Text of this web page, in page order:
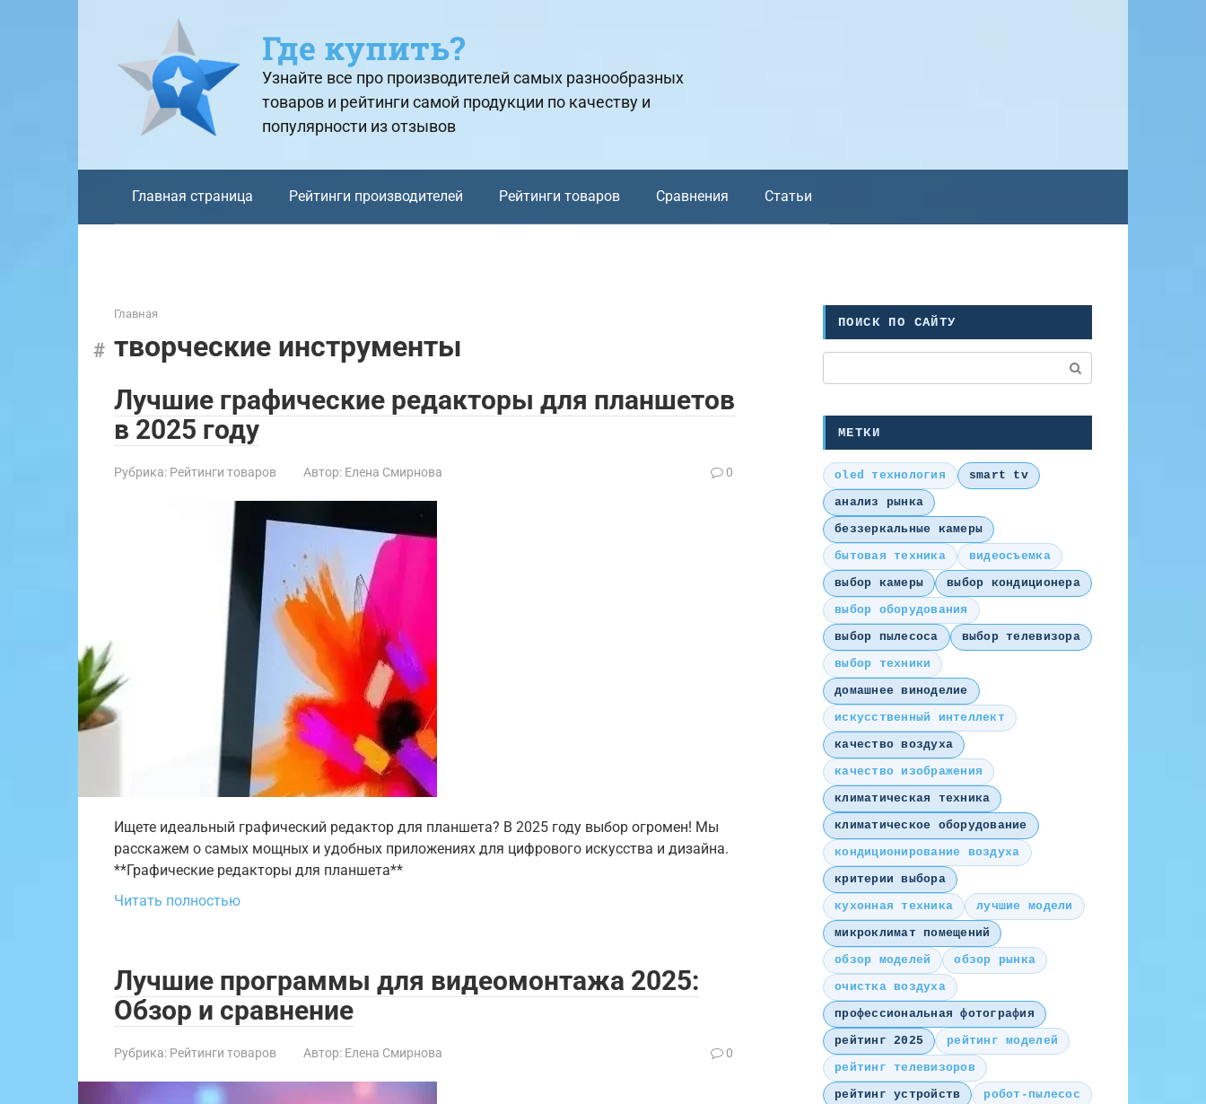
Где купить?
Узнайте все про производителей самых разнообразных
товаров и рейтинги самой продукции по качеству и
популярности из отзывов
Главная страница Рейтинги производителей Рейтинги товаров Сравнения Статьи
Главная
творческие инструменты
Лучшие графические редакторы для планшетов
в 2025 году
Рубрика: Рейтинги товаров Автор: Елена Смирнова 0
Ищете идеальный графический редактор для планшета? В 2025 году выбор огромен! Мы
расскажем о самых мощных и удобных приложениях для цифрового искусства и дизайна.
**Графические редакторы для планшета**
Читать полностью
Лучшие программы для видеомонтажа 2025:
Обзор и сравнение
Рубрика: Рейтинги товаров Автор: Елена Смирнова 0
ПОИСК ПО САЙТУ
МЕТКИ
oled технология
smart tv
анализ рынка
беззеркальные камеры
бытовая техника
видеосъемка
выбор камеры
выбор кондиционера
выбор оборудования
выбор пылесоса
выбор телевизора
выбор техники
домашнее виноделие
искусственный интеллект
качество воздуха
качество изображения
климатическая техника
климатическое оборудование
кондиционирование воздуха
критерии выбора
кухонная техника
лучшие модели
микроклимат помещений
обзор моделей
обзор рынка
очистка воздуха
профессиональная фотография
рейтинг 2025
рейтинг моделей
рейтинг телевизоров
рейтинг устройств
робот-пылесос